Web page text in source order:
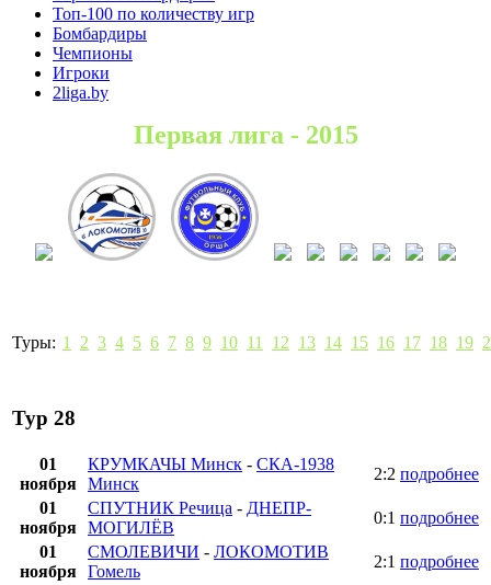
Топ-100 по количеству игр
Бомбардиры
Чемпионы
Игроки
2liga.by
Первая лига - 2015
Туры: 1 2 3 4 5 6 7 8 9 10 11 12 13 14 15 16 17 18 19
Тур 28
01
ноября
КРУМКАЧЫ Минск - СКА-1938
Минск
2:2 подробнее
01
ноября
СПУТНИК Речица - ДНЕПР-
МОГИЛЁВ
0:1 подробнее
01
ноября
СМОЛЕВИЧИ - ЛОКОМОТИВ
Гомель
2:1 подробнее